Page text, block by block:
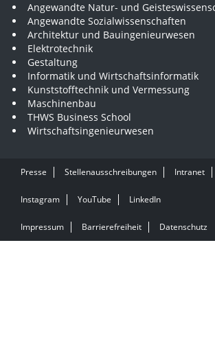
Angewandte Natur- und
Angewandte Sozialwissenschaften
Architektur und Bauingenieurwesen
Elektrotechnik
Gestaltung
Informatik und Wirtschaftsinformatik
Kunststofftechnik und Vermessung
Maschinenbau
THWS Business School
Wirtschaftsingenieurwesen
Presse Stellenausschreibungen Intranet
Instagram YouTube LinkedIn
Impressum Barrierefreiheit Datenschutz